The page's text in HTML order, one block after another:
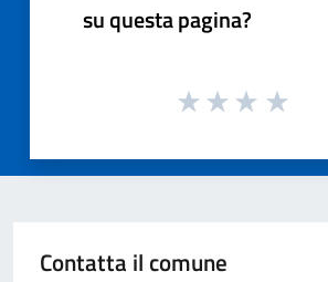
su questa pagina?
Contatta il comune